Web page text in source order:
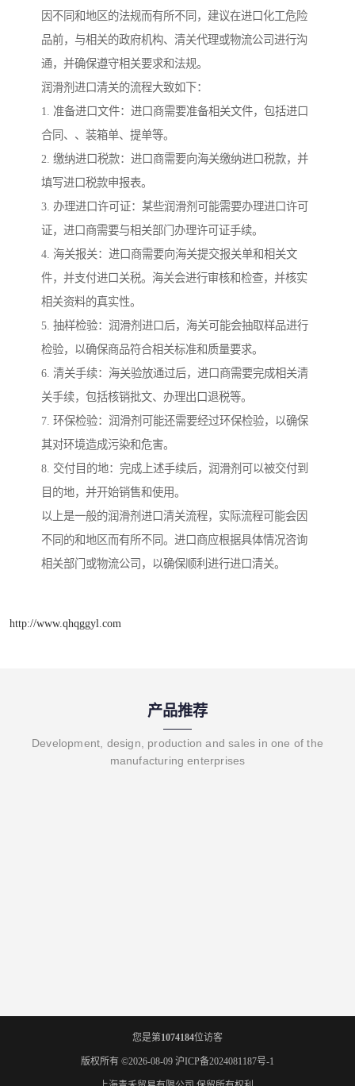
因不同和地区的法规而有所不同，建议在进口化工危险
品前，与相关的政府机构、清关代理或物流公司进行沟
通，并确保遵守相关要求和法规。
润滑剂进口清关的流程大致如下：
1. 准备进口文件：进口商需要准备相关文件，包括进口
合同、、装箱单、提单等。
2. 缴纳进口税款：进口商需要向海关缴纳进口税款，并
填写进口税款申报表。
3. 办理进口许可证：某些润滑剂可能需要办理进口许可
证，进口商需要与相关部门办理许可证手续。
4. 海关报关：进口商需要向海关提交报关单和相关文
件，并支付进口关税。海关会进行审核和检查，并核实
相关资料的真实性。
5. 抽样检验：润滑剂进口后，海关可能会抽取样品进行
检验，以确保商品符合相关标准和质量要求。
6. 清关手续：海关验放通过后，进口商需要完成相关清
关手续，包括核销批文、办理出口退税等。
7. 环保检验：润滑剂可能还需要经过环保检验，以确保
其对环境造成污染和危害。
8. 交付目的地：完成上述手续后，润滑剂可以被交付到
目的地，并开始销售和使用。
以上是一般的润滑剂进口清关流程，实际流程可能会因
不同的和地区而有所不同。进口商应根据具体情况咨询
相关部门或物流公司，以确保顺利进行进口清关。
http://www.qhqggyl.com
产品推荐
Development, design, production and sales in one of the
manufacturing enterprises
您是第1074184位访客
版权所有 ©2026-08-09 沪ICP备2024081187号-1